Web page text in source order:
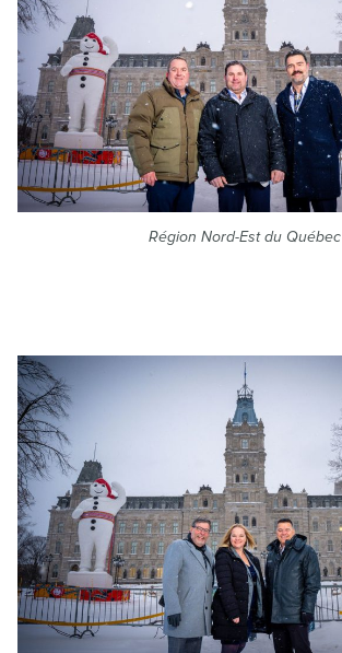
Région Nord-Est du Québec